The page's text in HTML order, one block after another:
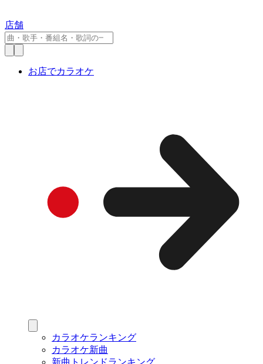
店舗
お店でカラオケ
カラオケランキング
カラオケ新曲
新曲トレンドランキング